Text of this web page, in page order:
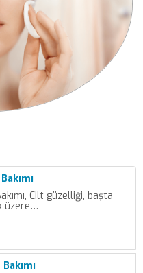
Cilt güzelliği, başta
üzere…